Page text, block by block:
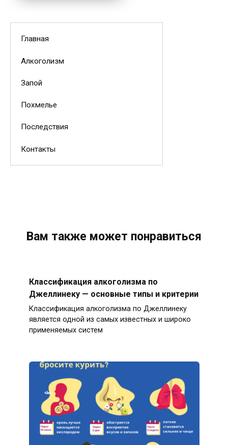
Главная
Алкоголизм
Запой
Похмелье
Последствия
Контакты
Вам также может понравиться
Классификация алкоголизма по
Джеллинеку — основные типы и критерии
Классификация алкоголизма по Джеллинеку
является одной из самых известных и широко
применяемых систем